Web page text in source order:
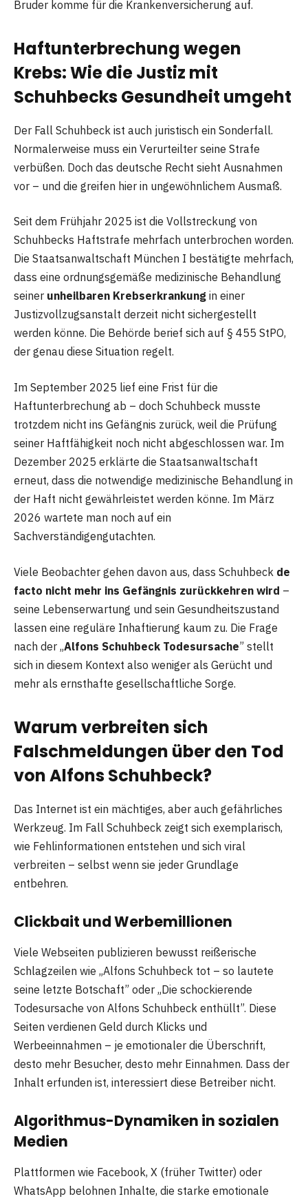
Bruder komme für die Krankenversicherung auf.
Haftunterbrechung wegen
Krebs: Wie die Justiz mit
Schuhbecks Gesundheit umgeht
Der Fall Schuhbeck ist auch juristisch ein Sonderfall.
Normalerweise muss ein Verurteilter seine Strafe
verbüßen. Doch das deutsche Recht sieht Ausnahmen
vor – und die greifen hier in ungewöhnlichem Ausmaß.
Seit dem Frühjahr 2025 ist die Vollstreckung von
Schuhbecks Haftstrafe mehrfach unterbrochen worden.
Die Staatsanwaltschaft München I bestätigte mehrfach,
dass eine ordnungsgemäße medizinische Behandlung
seiner unheilbaren Krebserkrankung in einer
Justizvollzugsanstalt derzeit nicht sichergestellt
werden könne. Die Behörde berief sich auf § 455 StPO,
der genau diese Situation regelt.
Im September 2025 lief eine Frist für die
Haftunterbrechung ab – doch Schuhbeck musste
trotzdem nicht ins Gefängnis zurück, weil die Prüfung
seiner Haftfähigkeit noch nicht abgeschlossen war. Im
Dezember 2025 erklärte die Staatsanwaltschaft
erneut, dass die notwendige medizinische Behandlung in
der Haft nicht gewährleistet werden könne. Im März
2026 wartete man noch auf ein
Sachverständigengutachten.
Viele Beobachter gehen davon aus, dass Schuhbeck de
facto nicht mehr ins Gefängnis zurückkehren wird –
seine Lebenserwartung und sein Gesundheitszustand
lassen eine reguläre Inhaftierung kaum zu. Die Frage
nach der „Alfons Schuhbeck Todesursache” stellt
sich in diesem Kontext also weniger als Gerücht und
mehr als ernsthafte gesellschaftliche Sorge.
Warum verbreiten sich
Falschmeldungen über den Tod
von Alfons Schuhbeck?
Das Internet ist ein mächtiges, aber auch gefährliches
Werkzeug. Im Fall Schuhbeck zeigt sich exemplarisch,
wie Fehlinformationen entstehen und sich viral
verbreiten – selbst wenn sie jeder Grundlage
entbehren.
Clickbait und Werbemillionen
Viele Webseiten publizieren bewusst reißerische
Schlagzeilen wie „Alfons Schuhbeck tot – so lautete
seine letzte Botschaft” oder „Die schockierende
Todesursache von Alfons Schuhbeck enthüllt”. Diese
Seiten verdienen Geld durch Klicks und
Werbeeinnahmen – je emotionaler die Überschrift,
desto mehr Besucher, desto mehr Einnahmen. Dass der
Inhalt erfunden ist, interessiert diese Betreiber nicht.
Algorithmus-Dynamiken in sozialen
Medien
Plattformen wie Facebook, X (früher Twitter) oder
WhatsApp belohnen Inhalte, die starke emotionale